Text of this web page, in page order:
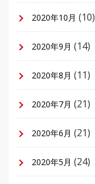
2020年10月 (10)
2020年9月 (14)
2020年8月 (11)
2020年7月 (21)
2020年6月 (21)
2020年5月 (24)